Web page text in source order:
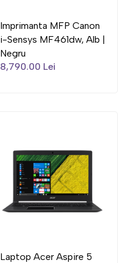
Imprimanta MFP Canon
i-Sensys MF461dw, Alb |
Negru
8,790.00 Lei
Laptop Acer Aspire 5